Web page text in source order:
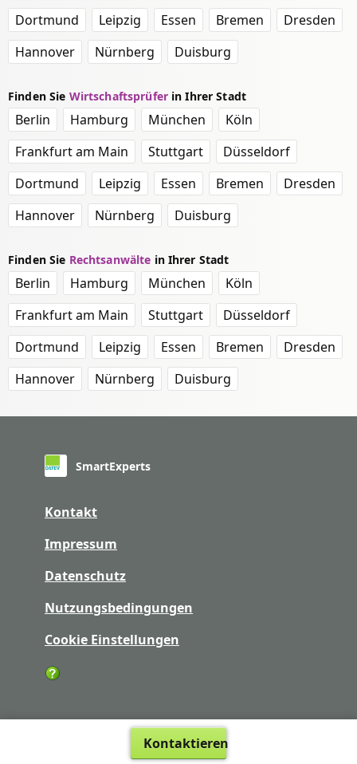
Dortmund
Leipzig Essen Bremen
Dresden
Hannover
Nürnberg Duisburg
Finden Sie Wirtschaftsprüferin Ihrer Stadt
Berlin Hamburg München
Köln
Frankfurt am Main
Stuttgart
Düsseldorf
Dortmund
Leipzig Essen Bremen
Dresden
Hannover
Nürnberg Duisburg
Finden Sie Rechtsanwälte in Ihrer Stadt
Berlin Hamburg München
Köln
Frankfurt am Main
Stuttgart
Düsseldorf
Dortmund
Leipzig Essen Bremen
Dresden
Hannover
Nürnberg Duisburg
SmartExperts
Kontakt
Impressum
Datenschutz
Nutzungsbedingungen
Cookie Einstellungen
Kontaktieren